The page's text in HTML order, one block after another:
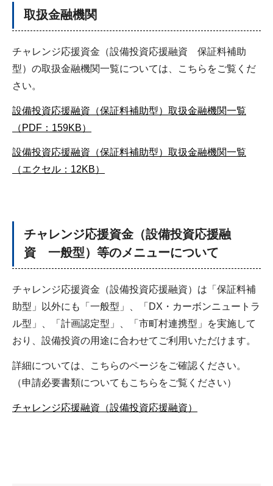
取扱金融機関
チャレンジ応援資金（設備投資応援融資 保証料補助
型）の取扱金融機関一覧については、こちらをご覧くだ
さい。
設備投資応援融資（保証料補助型）取扱金融機関一覧
（PDF：159KB）
設備投資応援融資（保証料補助型）取扱金融機関一覧
（エクセル：12KB）
チャレンジ応援資金（設備投資応援融
資 一般型）等のメニューについて
チャレンジ応援資金（設備投資応援融資）は「保証料補
助型」以外にも「一般型」、「DX・カーボンニュートラ
ル型」、「計画認定型」、「市町村連携型」を実施して
おり、設備投資の用途に合わせてご利用いただけます。
詳細については、こちらのページをご確認ください。
（申請必要書類についてもこちらをご覧ください）
チャレンジ応援融資（設備投資応援融資）